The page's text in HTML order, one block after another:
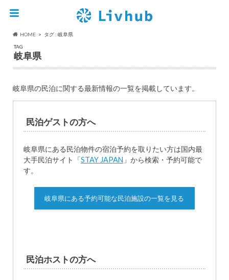
HOME
タグ : 岐阜県
TAG
岐阜県
岐阜県の民泊に関する最新情報の一覧を掲載しています。
民泊ゲストの方へ
岐阜県にある民泊物件の宿泊予約を取りたい方は国内最
大手民泊サイト「STAY JAPAN 」から検索・予約可能で
す。
岐阜県にある予約可能な民泊施設の一覧を見る
民泊ホストの方へ